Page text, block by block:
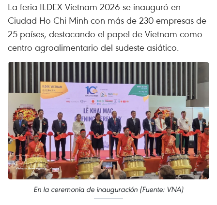
La feria ILDEX Vietnam 2026 se inauguró en
Ciudad Ho Chi Minh con más de 230 empresas de
25 países, destacando el papel de Vietnam como
centro agroalimentario del sudeste asiático.
En la ceremonia de inauguración (Fuente: VNA)